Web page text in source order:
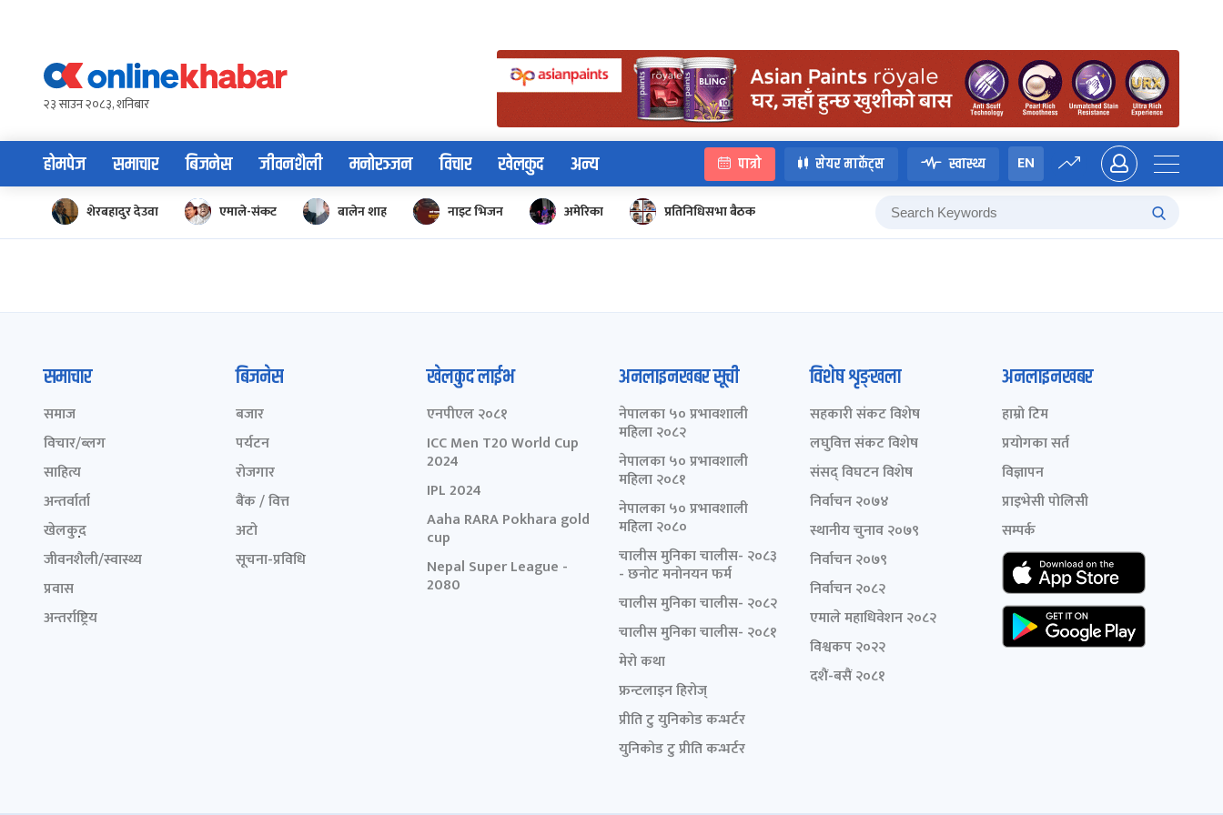
content२३ साउन २०८३, शनिबार
होमपेज समाचार बिजनेस जीवनशैली मनोरञ्जन विचार खेलकुद अन्य पात्रो सेयर मार्केट्स स्वास्थ्य EN
शेरबहादुर देउवा एमाले-संकट बालेन शाह नाइट भिजन अमेरिका प्रतिनिधिसभा बैठक
समाचार
समाज
विचार/ब्लग
साहित्य
अन्तर्वार्ता
खेलकुद़़
जीवनशैली/स्वास्थ्य
प्रवास
अन्तर्राष्ट्रिय
बिजनेस
बजार
पर्यटन
रोजगार
बैंक / वित्त
अटो
सूचना-प्रविधि
खेलकुद लाईभ
एनपीएल २०८१
ICC Men T20 World Cup
2024
IPL 2024
Aaha RARA Pokhara gold
cup
Nepal Super League -
2080
अनलाइनखबर सूची
नेपालका ५० प्रभावशाली
महिला २०८२
नेपालका ५० प्रभावशाली
महिला २०८१
नेपालका ५० प्रभावशाली
महिला २०८०
चालीस मुनिका चालीस- २०८३
- छनोट मनोनयन फर्म
चालीस मुनिका चालीस- २०८२
चालीस मुनिका चालीस- २०८१
मेरो कथा
फ्रन्टलाइन हिरोज्
प्रीति टु युनिकोड कन्भर्टर
युनिकोड टु प्रीति कन्भर्टर
विशेष शृङ्खला
सहकारी संकट विशेष
लघुवित्त संकट विशेष
संसद् विघटन विशेष
निर्वाचन २०७४
स्थानीय चुनाव २०७९
निर्वाचन २०७९
निर्वाचन २०८२
एमाले महाधिवेशन २०८२
विश्वकप २०२२
दशैं-बसैं २०८१
अनलाइनखबर
हाम्रो टिम
प्रयोगका सर्त
विज्ञापन
प्राइभेसी पोलिसी
सम्पर्क